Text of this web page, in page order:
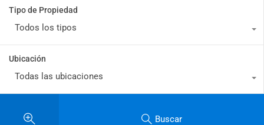
Tipo de Propiedad
Todos los tipos
Ubicación
Todas las ubicaciones
Buscar